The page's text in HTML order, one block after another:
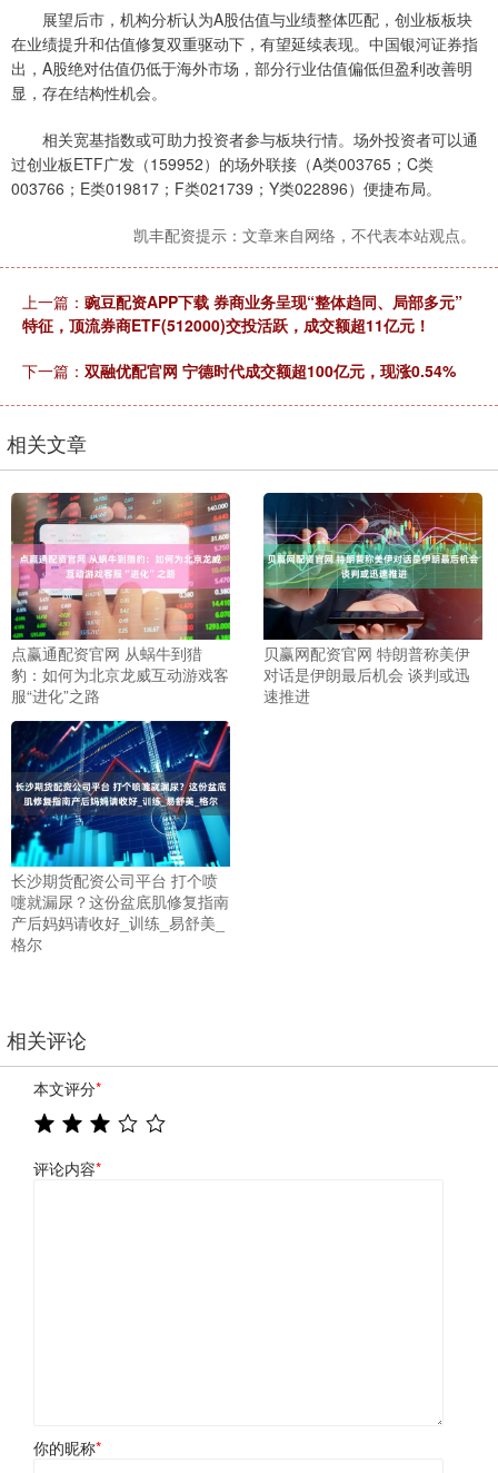
展望后市，机构分析认为A股估值与业绩整体匹配，创业板板块
在业绩提升和估值修复双重驱动下，有望延续表现。中国银河证券指
出，A股绝对估值仍低于海外市场，部分行业估值偏低但盈利改善明
显，存在结构性机会。
相关宽基指数或可助力投资者参与板块行情。场外投资者可以通
过创业板ETF广发（159952）的场外联接（A类003765；C类
003766；E类019817；F类021739；Y类022896）便捷布局。
凯丰配资提示：文章来自网络，不代表本站观点。
上一篇： 豌豆配资APP下载 券商业务呈现“整体趋同、局部多元”
特征，顶流券商ETF(512000)交投活跃，成交额超11亿元！
下一篇： 双融优配官网 宁德时代成交额超100亿元，现涨0.54%
相关文章
点赢通配资官网 从蜗牛到猎
豹：如何为北京龙威互动游戏客
服“进化”之路
贝赢网配资官网 特朗普称美伊
对话是伊朗最后机会 谈判或迅
速推进
长沙期货配资公司平台 打个喷
嚏就漏尿？这份盆底肌修复指南
产后妈妈请收好_训练_易舒美_
格尔
相关评论
本文评分*
评论内容*
你的昵称*